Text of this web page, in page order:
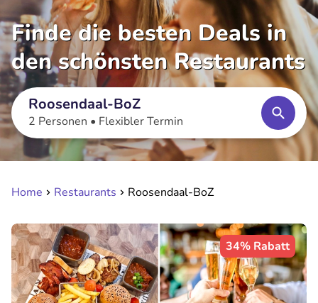
Finde die besten Deals in
den schönsten Restaurants
Roosendaal-BoZ
2 Personen • Flexibler Termin
Home Restaurants Roosendaal-BoZ
34% Rabatt